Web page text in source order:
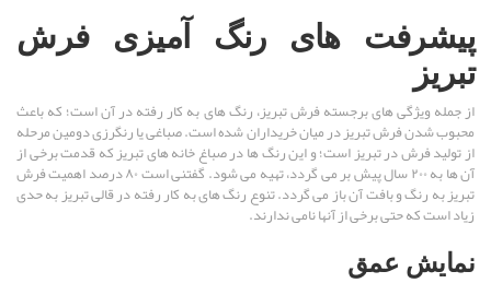
پیشرفت های رنگ آمیزی فرش
تبریز
از جمله ویژگی های برجسته فرش تبریز، رنگ های به کار رفته در آن است؛ که باعث
محبوب شدن فرش تبریز در میان خریداران شده است. صباغی یا رنگرزی دومین مرحله
از تولید فرش در تبریز است؛ و این رنگ ها در صباغ خانه های تبریز که قدمت برخی از
آن ها به ۲۰۰ سال پیش بر می گردد، تهیه می شود. گفتنی است ۸۰ درصد اهمیت فرش
تبریز به رنگ و بافت آن باز می گردد. تنوع رنگ های به کار رفته در قالی تبریز به حدی
زیاد ا‌ست که حتی برخی از آنها نامی ندارند.
نمایش عمق